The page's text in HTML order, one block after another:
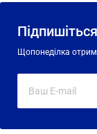
Щопонеділка